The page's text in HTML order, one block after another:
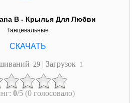
B - Крылья Для Любви
Танцевальные
29 | Загрузок 1
0/5 (0 голосовало)